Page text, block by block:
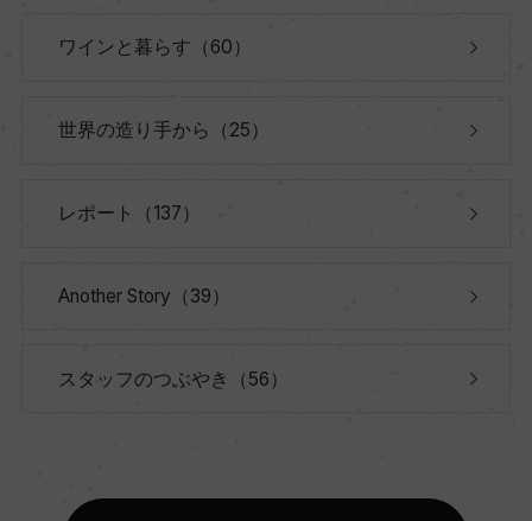
ワインと暮らす（60）
世界の造り手から（25）
レポート（137）
Another Story（39）
スタッフのつぶやき（56）